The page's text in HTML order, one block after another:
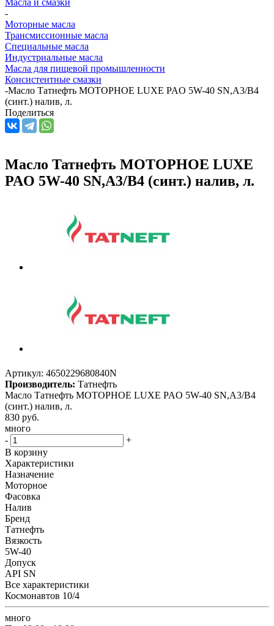
-
Моторные масла
Трансмиссионные масла
Специальные масла
Индустриальные масла
Масла для пищевой промышленности
Консистентные смазки
-Масло Татнефть МОТОРНОЕ LUXE PAO 5W-40 SN,A3/B4
(синт.) налив, л.
Поделиться
Масло Татнефть МОТОРНОЕ LUXE
PAO 5W-40 SN,A3/B4 (синт.) налив, л.
Артикул: 4650229680840N
Производитель: Татнефть
Масло Татнефть МОТОРНОЕ LUXE PAO 5W-40 SN,A3/B4
(синт.) налив, л.
830 руб.
много
-
+
В корзину
Характеристики
Назначение
Моторное
Фасовка
Налив
Бренд
Татнефть
Вязкость
5W-40
Допуск
API SN
Все характеристики
Космонавтов 10/4
много